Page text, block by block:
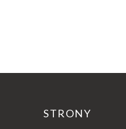
STRONY